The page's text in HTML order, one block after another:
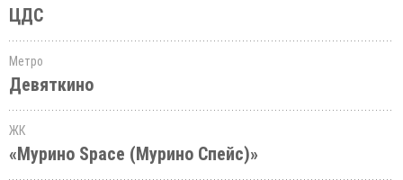
ЦДС
Метро
Девяткино
ЖК
«Мурино Space (Мурино Спейс)»